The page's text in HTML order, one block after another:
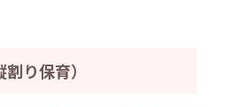
り保育）